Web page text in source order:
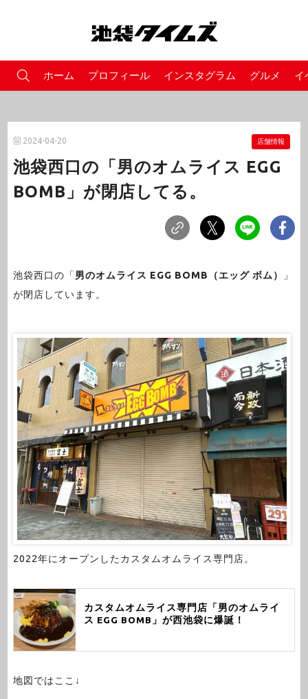
ホーム プロフィール インスタグラム グルメ イ
2024-04-20 店舗情報
池袋西口の「男のオムライス EGG
BOMB」が閉店してる。
池袋西口の「 男のオムライス EGG BOMB（エッグ ボム）
」
が閉店しています。
2022年にオープンしたカスタムオムライス専門店。
カスタムオムライス専門店「男のオムライ
ス EGG BOMB」が西池袋に爆誕！
地図ではここ↓